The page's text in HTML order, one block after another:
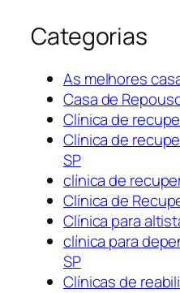
Categorias
As melhores
Casa de
Clínica de
Clínica de
SP
clínica de
Clínica de
Clínica para
clínica para
SP
Clínicas de